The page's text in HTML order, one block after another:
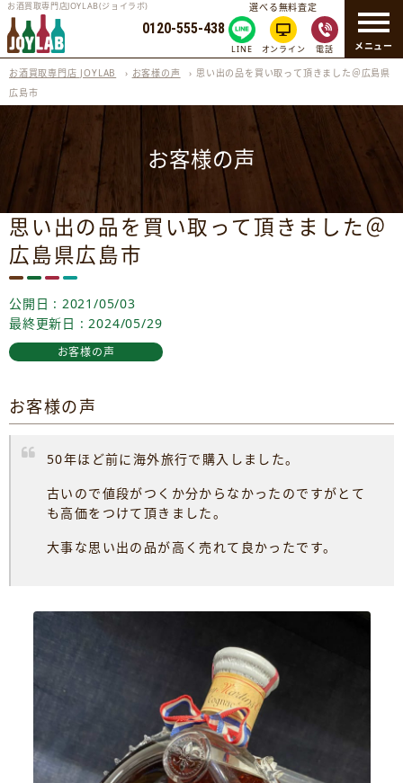
メニュー
お酒買取専門店JOYLAB(ジョイラボ)
0120-555-438
選べる無料査定
LINE オンライン 電話
お酒買取専門店 JOYLAB › お客様の声 ›思い出の品を買い取って頂きました＠広島県
広島市
お客様の声
思い出の品を買い取って頂きました＠
広島県広島市
公開日 : 2021/05/03
最終更新日 : 2024/05/29
お客様の声
お客様の声
50年ほど前に海外旅行で購入しました。
古いので値段がつくか分からなかったのですがとて
も高価をつけて頂きました。
大事な思い出の品が高く売れて良かったです。